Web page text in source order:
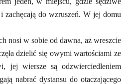
zachęcają do wzruszeń. W jej domu
nosi w sobie od dawna, aż wreszcie
dzielić się owymi wartościami ze
jej wiersze są odzwierciedleniem
nabrać dystansu do otaczającego